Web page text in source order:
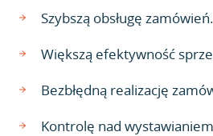
Szybszą obsługę zamówień.
Większą efektywność
Bezbłędną realizację
Kontrolę nad